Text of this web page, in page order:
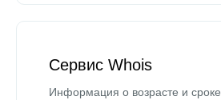
Сервис Whois
Информация о возрасте и сроке